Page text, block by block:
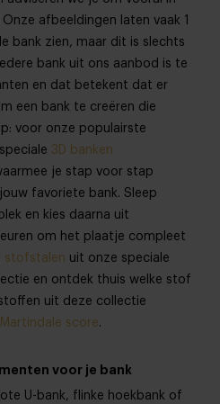
afbeeldingen laten vaak 1
bank zien, maar dit is slechts
bank uit ons aanbod is te
en dat betekent dat er
een bank te creëren die
voor onze populairste
3D banken
je stap voor stap
favoriete bank. Sleep
en kies daarna uit
om het plaatje compleet
stofstalen uit onze speciale
en ontdek thuis welke stof
uit deze collectie
Martindale score.
voor je bank
U-bank, flinke hoekbank of